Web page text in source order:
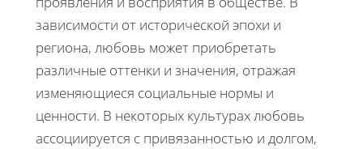
зависимости от исторической эпохи и
региона, любовь может приобретать
различные оттенки и значения, отражая
изменяющиеся социальные нормы и
ценности. В некоторых культурах любовь
ассоциируется с привязанностью и долгом,